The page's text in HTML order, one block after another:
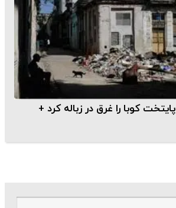
کوبا را غرق در زباله کرد +